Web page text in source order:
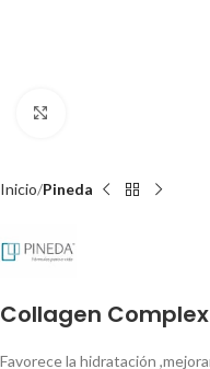
Inicio Pineda
Collagen
Favorece la hidratación